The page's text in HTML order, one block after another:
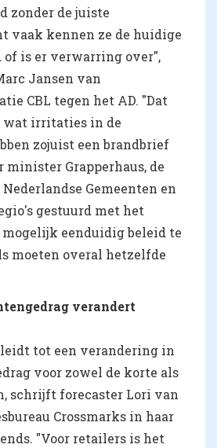
zonder de juiste
vaak kennen ze de huidige
of is er verwarring over",
Jansen van
CBL tegen het AD. "Dat
irritaties in de
zojuist een brandbrief
minister Grapperhaus, de
Gemeenten en
gestuurd met het
eenduidig beleid te
moeten overal hetzelfde
verandert
tot een verandering in
voor zowel de korte als
schrijft forecaster Lori van
Crossmarks in haar
"Voor retailers is het